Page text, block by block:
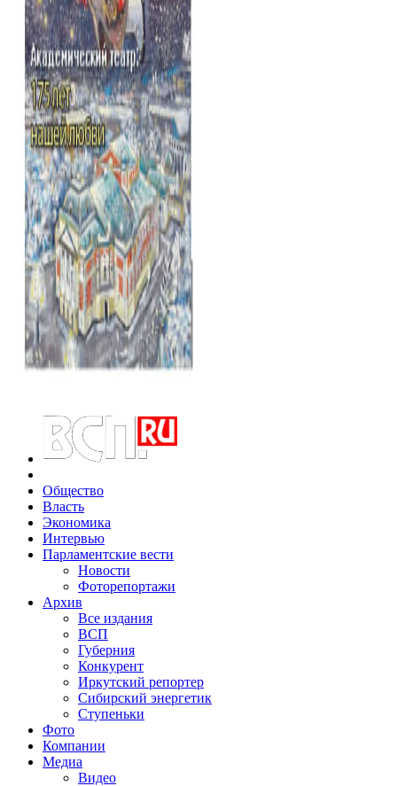
Общество
Власть
Экономика
Интервью
Парламентские вести
Новости
Фоторепортажи
Архив
Все издания
ВСП
Губерния
Конкурент
Иркутский репортер
Сибирский энергетик
Ступеньки
Фото
Компании
Медиа
Видео